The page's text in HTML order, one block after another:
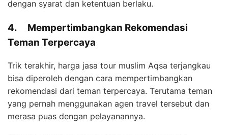
dengan syarat dan ketentuan berlaku.
4. Mempertimbangkan Rekomendasi
Teman Terpercaya
Trik terakhir, harga jasa tour muslim Aqsa terjangkau
bisa diperoleh dengan cara mempertimbangkan
rekomendasi dari teman terpercaya. Terutama teman
yang pernah menggunakan agen travel tersebut dan
merasa puas dengan pelayanannya.